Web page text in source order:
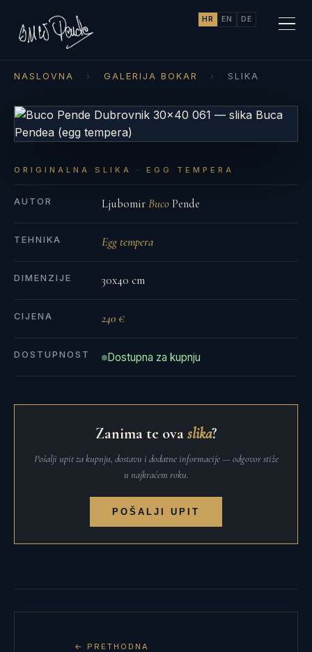
HR EN DE
NASLOVNA › GALERIJA BOKAR › SLIKA
ORIGINALNA SLIKA · EGG TEMPERA
AUTOR LjubomirBucoPende
TEHNIKA Egg tempera
DIMENZIJE 30x40 cm
CIJENA 240 €
DOSTUPNOST Dostupna za kupnju
Zanima te ovaslika?
Pošalji upit za kupnju, dostavu i dodatne informacije — odgovor stiže
u najkraćem roku.
POŠALJI UPIT
← PRETHODNA